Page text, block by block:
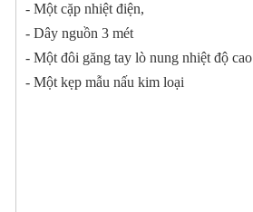
- Một cặp nhiệt điện,
- Dây nguồn 3 mét
- Một đôi găng tay lò nung nhiệt độ cao
- Một kẹp mẫu nấu kim loại